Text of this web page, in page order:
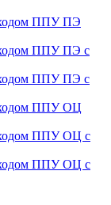
ППУ ПЭ
ППУ ПЭ с
ППУ ПЭ с
ППУ ОЦ
ППУ ОЦ с
ППУ ОЦ с